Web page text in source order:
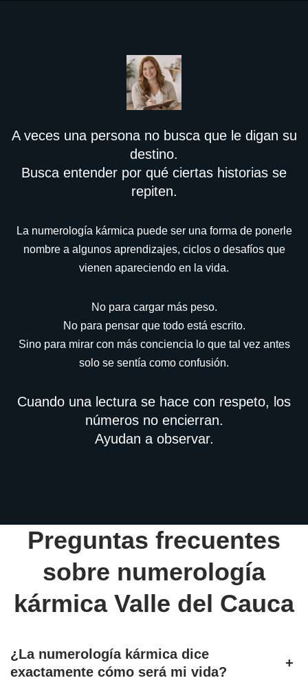
A veces una persona no busca que le digan su
destino.
Busca entender por qué ciertas historias se
repiten.
La numerología kármica puede ser una forma de ponerle
nombre a algunos aprendizajes, ciclos o desafíos que
vienen apareciendo en la vida.
No para cargar más peso.
No para pensar que todo está escrito.
Sino para mirar con más conciencia lo que tal vez antes
solo se sentía como confusión.
Cuando una lectura se hace con respeto, los
números no encierran.
Ayudan a observar.
Preguntas frecuentes
sobre numerología
kármica Valle del Cauca
¿La numerología kármica dice
exactamente cómo será mi vida?
+